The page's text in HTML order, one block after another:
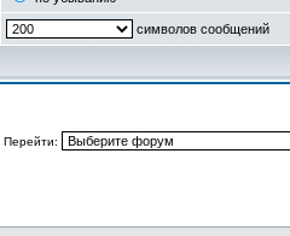
символов сообщений
Перейти: